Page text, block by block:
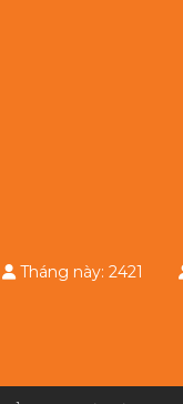
Tháng này: 2421